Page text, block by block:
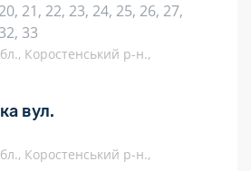
21, 22, 23, 24, 25, 26, 27,
33
Коростенський р-н.,
вул.
Коростенський р-н.,